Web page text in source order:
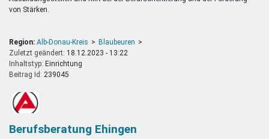
von Stärken.
Region: Alb-Donau-Kreis
Blaubeuren
Zuletzt geändert: 18.12.2023 - 13:22
Inhaltstyp:
einrichtung
Beitrag Id: 239045
Berufsberatung Ehingen